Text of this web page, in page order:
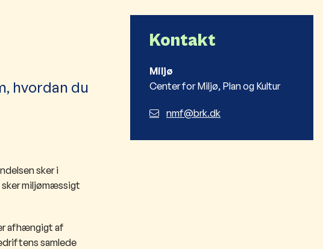
hvordan du
sker i
sker miljømæssigt
afhængigt af
samlede
Kontakt
Miljø
Center for Miljø, Plan og Kultur
nmf@brk.dk